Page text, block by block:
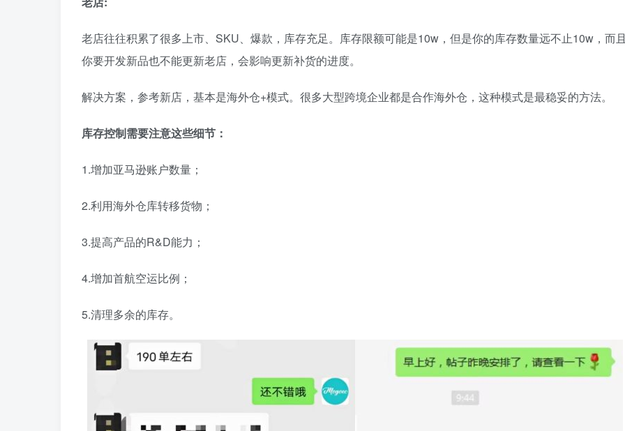
老店往往积累了很多上市、SKU、爆款，库存充足。库存限额可能是10w，但是你的库存数量远不止10w，而
你要开发新品也不能更新老店，会影响更新补货的进度。
解决方案，参考新店，基本是海外仓+模式。很多大型跨境企业都是合作海外仓，这种模式是最稳妥的方法。
库存控制需要注意这些细节：
1.增加亚马逊账户数量；
2.利用海外仓库转移货物；
3.提高产品的R&D能力；
4.增加首航空运比例；
5.清理多余的库存。